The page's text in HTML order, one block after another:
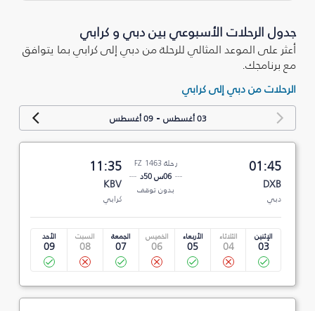
جدول الرحلات الأسبوعي بين دبي و كرابي
أعثر على الموعد المثالي للرحلة من دبي إلى كرابي بما يتوافق
مع برنامجك.
الرحلات من دبي إلى كرابي
03 أغسطس -09 أغسطس
01:45
DXB
دبي
رحلة FZ 1463
06س 50د
بدون توقف
11:35
KBV
كرابي
الإثنين
03
الثلاثاء
04
الأربعاء
05
الخميس
06
الجمعة
07
السبت
08
الأحد
09